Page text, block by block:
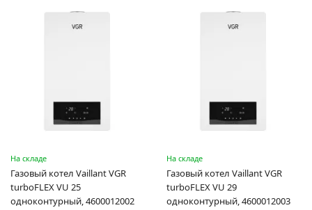
На складе
Газовый котел Vaillant VGR
turboFLEX VU 25
одноконтурный, 4600012002
На складе
Газовый котел Vaillant VGR
turboFLEX VU 29
одноконтурный, 4600012003